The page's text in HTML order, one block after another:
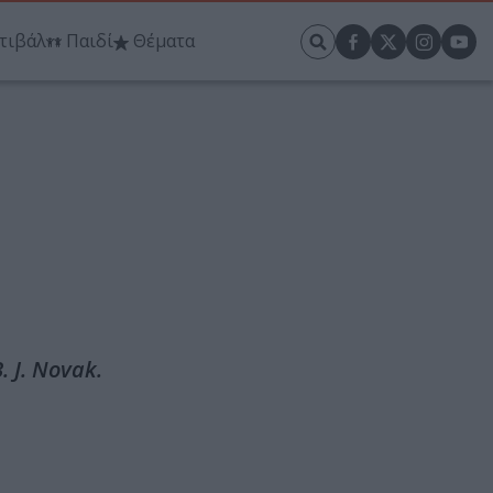
Παιδί Θέματα
J. Novak.